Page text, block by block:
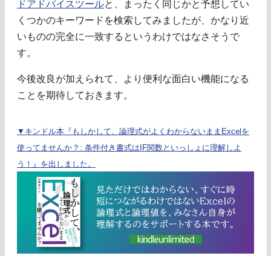
ドアドバイスツールと、まったく同じかと予想してい
くつかのキーワードを検索してみましたが、かなり近
いものの完全に一致するというわけではなさそうで
す。
今後改良が加えられて、より便利な面白い機能になる
ことを期待しておきます。
▼キンドル本『もしかして、論理式がよくわからないままExcelを
使ってませんか？: 条件付き書式はIF関数といっしょに理解しよ
う！』を出しました。